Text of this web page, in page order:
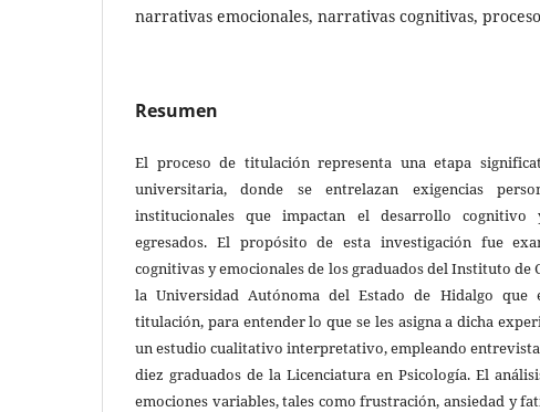
narrativas emocionales, narrativas cognitivas,
Resumen
El proceso de titulación representa una etapa
universitaria, donde se entrelazan exigencias
institucionales que impactan el desarrollo
egresados. El propósito de esta investigación fue
cognitivas y emocionales de los graduados del Instituto de
la Universidad Autónoma del Estado de Hidalgo que
titulación, para entender lo que se les asigna a dicha
un estudio cualitativo interpretativo, empleando
diez graduados de la Licenciatura en Psicología. El
emociones variables, tales como frustración, ansiedad y